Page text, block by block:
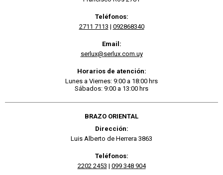
Teléfonos:
2711 7113 | 092868340
Email:
serlux@serlux.com.uy
Horarios de atención:
Lunes a Viernes: 9:00 a 18:00 hrs
Sábados: 9:00 a 13:00 hrs
BRAZO ORIENTAL
Dirección:
Luis Alberto de Herrera 3863
Teléfonos:
2202 2453 | 099 348 904